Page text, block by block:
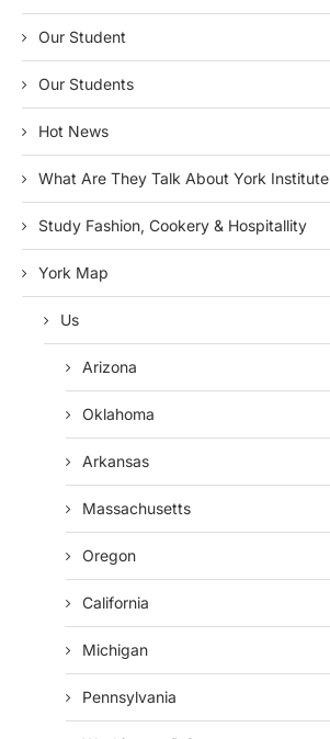
Our Student
Our Students
Hot News
What Are They Talk About York Institute
Study Fashion, Cookery & Hospitallity
York Map
Us
Arizona
Oklahoma
Arkansas
Massachusetts
Oregon
California
Michigan
Pennsylvania